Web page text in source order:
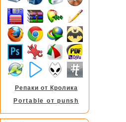
Репаки от Кролика
Portable от punsh